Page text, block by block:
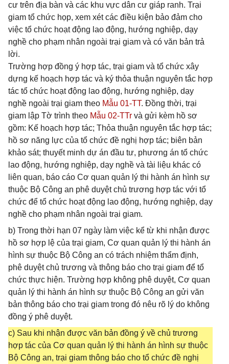
cư trên địa bàn và các khu vực dân cư giáp ranh. Trại
giam tổ chức họp, xem xét các điều kiện bảo đảm cho
việc tổ chức hoạt động lao động, hướng nghiệp, dạy
nghề cho phạm nhân ngoài trại giam và có văn bản trả
lời.
Trường hợp đồng ý hợp tác, trại giam và tổ chức xây
dựng kế hoạch hợp tác và ký thỏa thuận nguyên tắc hợp
tác tổ chức hoạt động lao động, hướng nghiệp, dạy
nghề ngoài trại giam theo Mẫu 01-TT. Đồng thời, trại
giam lập Tờ trình theo Mẫu 02-TTr và gửi kèm hồ sơ
gồm: Kế hoạch hợp tác; Thỏa thuận nguyên tắc hợp tác;
hồ sơ năng lực của tổ chức đề nghị hợp tác; biên bản
khảo sát; thuyết minh dự án đầu tư, phương án tổ chức
lao động, hướng nghiệp, dạy nghề và tài liệu khác có
liên quan, báo cáo Cơ quan quản lý thi hành án hình sự
thuộc Bộ Công an phê duyệt chủ trương hợp tác với tổ
chức để tổ chức hoạt động lao động, hướng nghiệp, dạy
nghề cho phạm nhân ngoài trại giam.
b) Trong thời hạn 07 ngày làm việc kể từ khi nhận được
hồ sơ hợp lệ của trại giam, Cơ quan quản lý thi hành án
hình sự thuộc Bộ Công an có trách nhiệm thẩm định,
phê duyệt chủ trương và thông báo cho trại giam để tổ
chức thực hiện. Trường hợp không phê duyệt, Cơ quan
quản lý thi hành án hình sự thuộc Bộ Công an gửi văn
bản thông báo cho trại giam trong đó nêu rõ lý do không
đồng ý phê duyệt.
c) Sau khi nhận được văn bản đồng ý về chủ trương
hợp tác của Cơ quan quản lý thi hành án hình sự thuộc
Bộ Công an, trại giam thông báo cho tổ chức đề nghị